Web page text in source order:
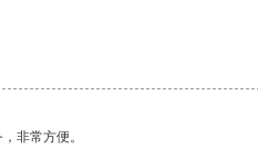
非常方便。